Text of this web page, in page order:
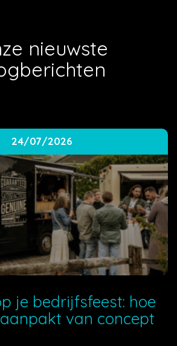
nieuwste
24/07/2026
je bedrijfsfeest: hoe
van concept